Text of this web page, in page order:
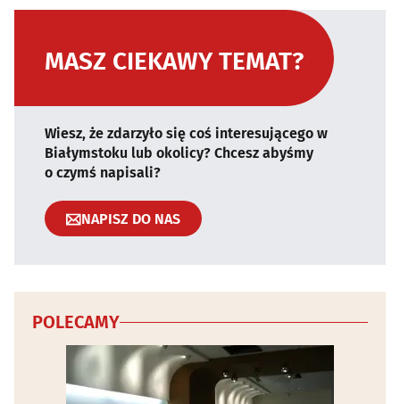
MASZ CIEKAWY TEMAT?
Wiesz, że zdarzyło się coś interesującego w
Białymstoku lub okolicy? Chcesz abyśmy
o czymś napisali?
NAPISZ DO NAS
POLECAMY